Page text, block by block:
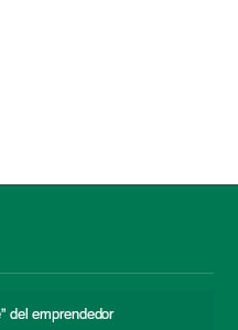
del emprendedor